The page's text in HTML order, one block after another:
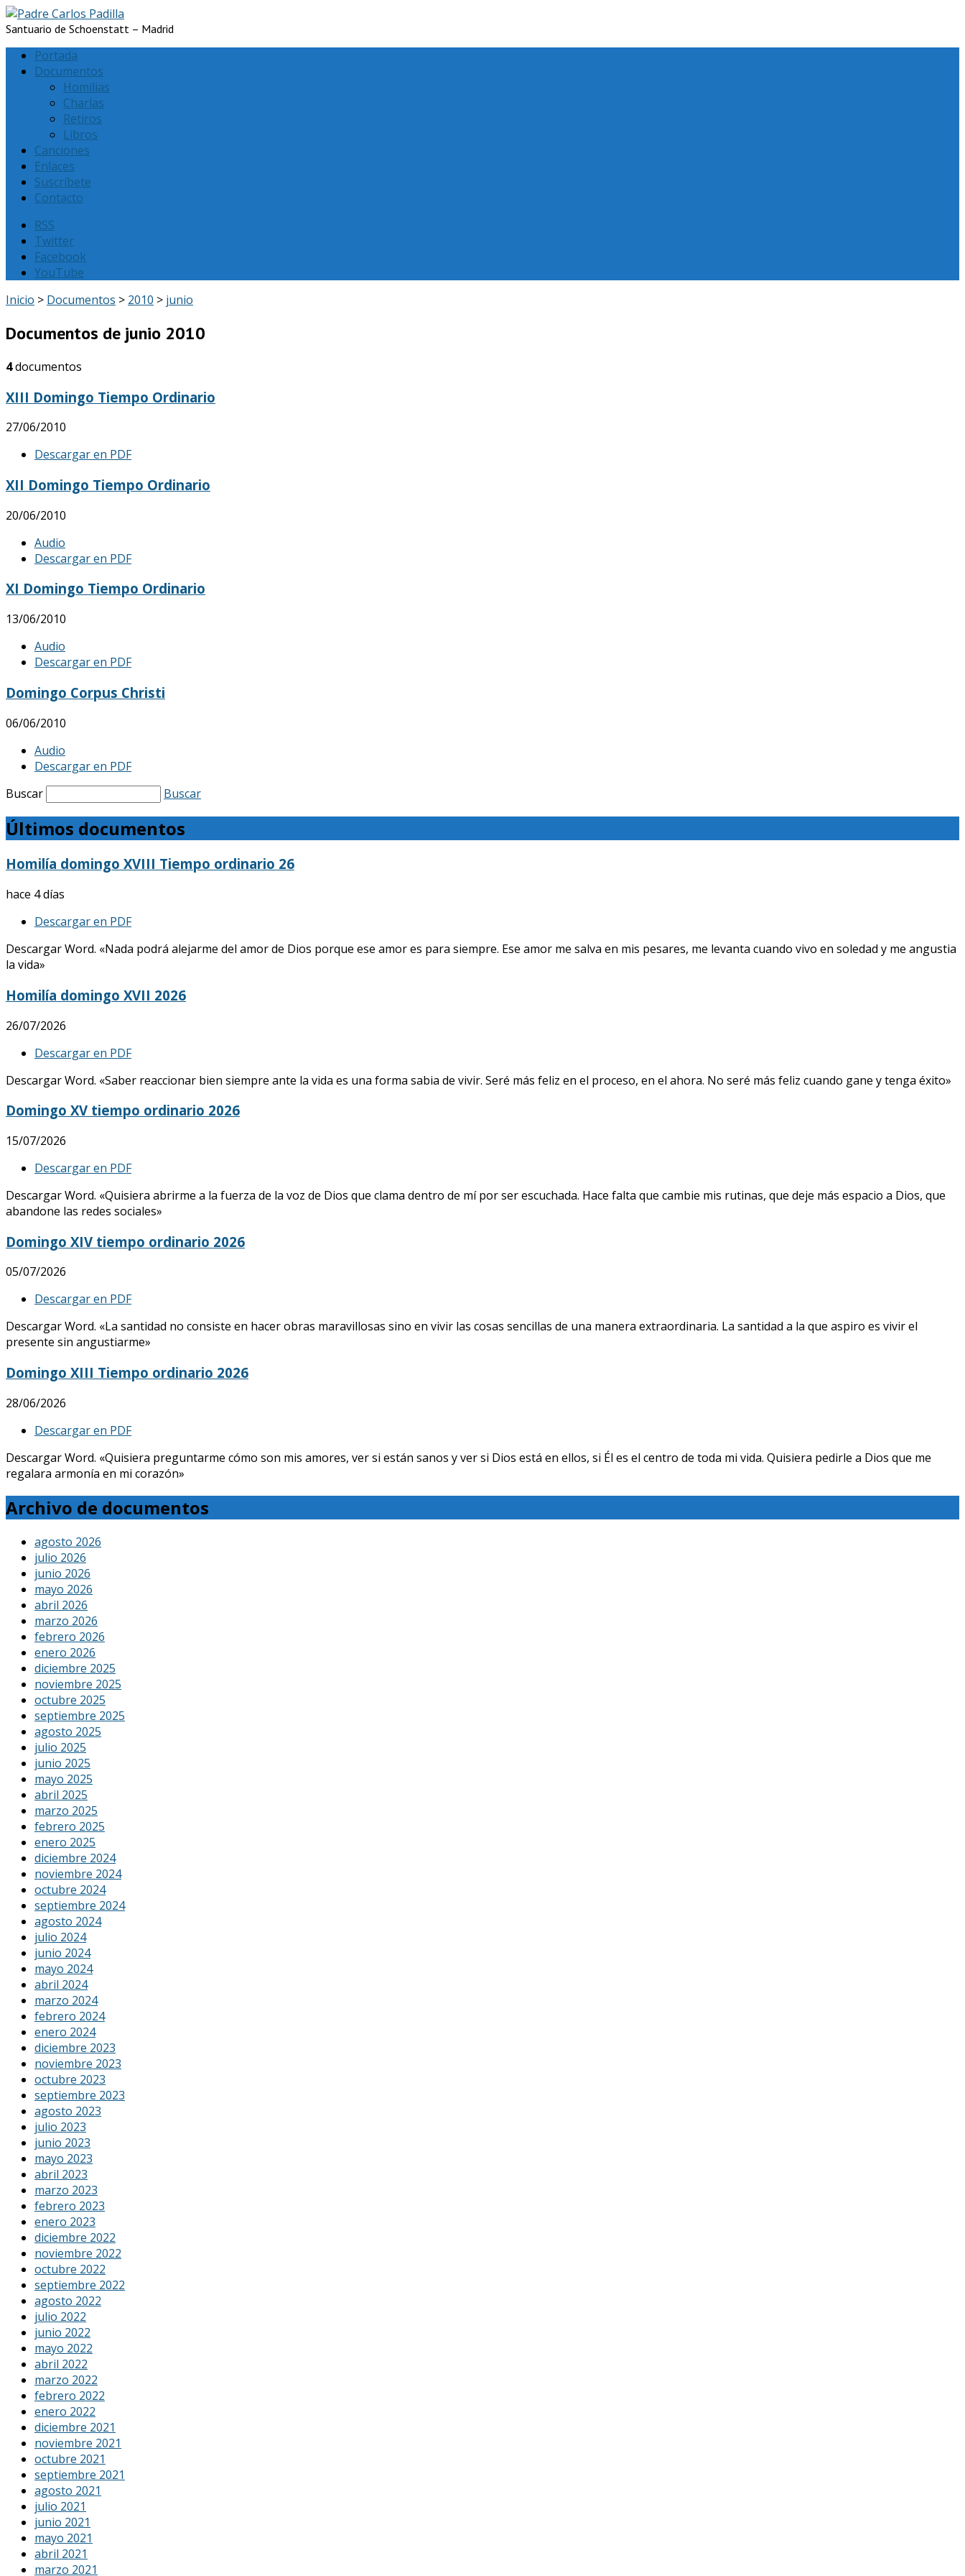
Santuario de Schoenstatt – Madrid
Portada
Documentos
Homilias
Charlas
Retiros
Libros
Canciones
Enlaces
Suscríbete
Contacto
RSS
Twitter
Facebook
YouTube
Inicio > Documentos > 2010 > junio
Documentos de junio 2010
4documentos
XIII Domingo Tiempo Ordinario
27/06/2010
Descargar en PDF
XII Domingo Tiempo Ordinario
20/06/2010
Audio
Descargar en PDF
XI Domingo Tiempo Ordinario
13/06/2010
Audio
Descargar en PDF
Domingo Corpus Christi
06/06/2010
Audio
Descargar en PDF
Buscar
Buscar
Últimos documentos
Homilía domingo XVIII Tiempo ordinario 26
hace 4 días
Descargar en PDF
Descargar Word. «Nada podrá alejarme del amor de Dios porque ese amor es para siempre. Ese amor me salva en mis pesares, me levanta cuando vivo en soledad y me angustia
la vida»
Homilía domingo XVII 2026
26/07/2026
Descargar en PDF
Descargar Word. «Saber reaccionar bien siempre ante la vida es una forma sabia de vivir. Seré más feliz en el proceso, en el ahora. No seré más feliz cuando gane y tenga éxito»
Domingo XV tiempo ordinario 2026
15/07/2026
Descargar en PDF
Descargar Word. «Quisiera abrirme a la fuerza de la voz de Dios que clama dentro de mí por ser escuchada. Hace falta que cambie mis rutinas, que deje más espacio a Dios, que
abandone las redes sociales»
Domingo XIV tiempo ordinario 2026
05/07/2026
Descargar en PDF
Descargar Word. «La santidad no consiste en hacer obras maravillosas sino en vivir las cosas sencillas de una manera extraordinaria. La santidad a la que aspiro es vivir el
presente sin angustiarme»
Domingo XIII Tiempo ordinario 2026
28/06/2026
Descargar en PDF
Descargar Word. «Quisiera preguntarme cómo son mis amores, ver si están sanos y ver si Dios está en ellos, si Él es el centro de toda mi vida. Quisiera pedirle a Dios que me
regalara armonía en mi corazón»
Archivo de documentos
agosto 2026
julio 2026
junio 2026
mayo 2026
abril 2026
marzo 2026
febrero 2026
enero 2026
diciembre 2025
noviembre 2025
octubre 2025
septiembre 2025
agosto 2025
julio 2025
junio 2025
mayo 2025
abril 2025
marzo 2025
febrero 2025
enero 2025
diciembre 2024
noviembre 2024
octubre 2024
septiembre 2024
agosto 2024
julio 2024
junio 2024
mayo 2024
abril 2024
marzo 2024
febrero 2024
enero 2024
diciembre 2023
noviembre 2023
octubre 2023
septiembre 2023
agosto 2023
julio 2023
junio 2023
mayo 2023
abril 2023
marzo 2023
febrero 2023
enero 2023
diciembre 2022
noviembre 2022
octubre 2022
septiembre 2022
agosto 2022
julio 2022
junio 2022
mayo 2022
abril 2022
marzo 2022
febrero 2022
enero 2022
diciembre 2021
noviembre 2021
octubre 2021
septiembre 2021
agosto 2021
julio 2021
junio 2021
mayo 2021
abril 2021
marzo 2021